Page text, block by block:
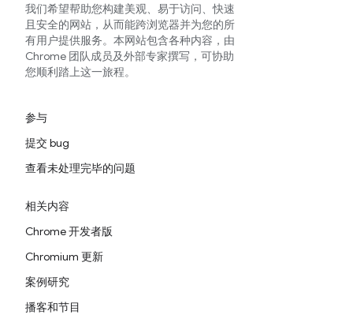
我们希望帮助您构建美观、易于访问、快速
且安全的网站，从而能跨浏览器并为您的所
有用户提供服务。本网站包含各种内容，由
Chrome 团队成员及外部专家撰写，可协助
您顺利踏上这一旅程。
参与
提交 bug
查看未处理完毕的问题
相关内容
Chrome 开发者版
Chromium 更新
案例研究
播客和节目